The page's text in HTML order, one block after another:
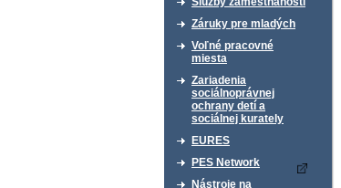
Záruky pre mladých
Voľné pracovné
miesta
Zariadenia
sociálnoprávnej
ochrany detí a
sociálnej kurately
EURES
PES Network
Nástroje na